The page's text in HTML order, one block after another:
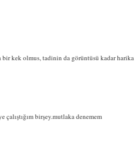
kek olmus, tadinin da görüntüsü kadar harika
çalıştığım birşey.mutlaka denemem